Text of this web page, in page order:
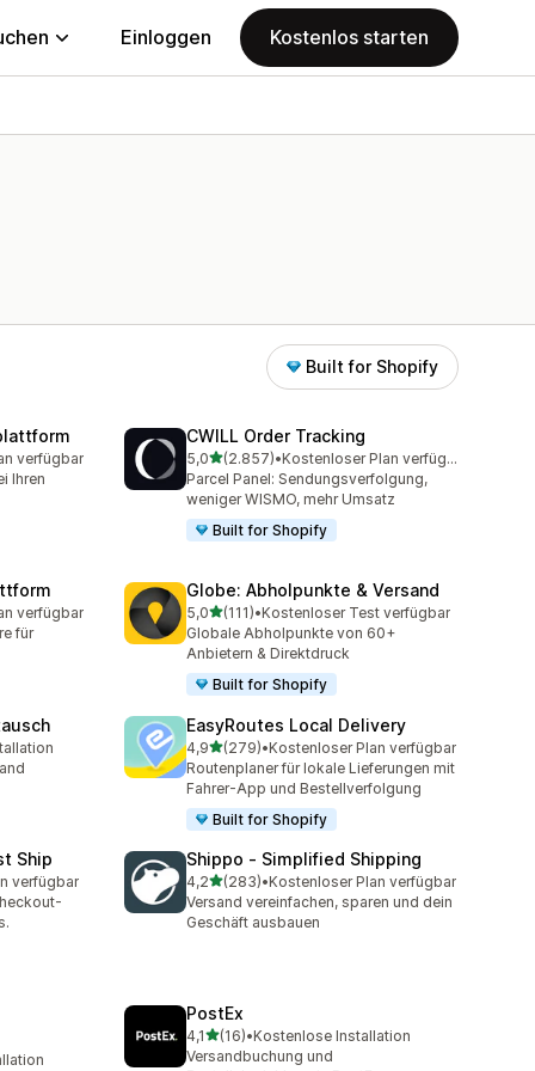
Einloggen Kostenlos starten
Built for Shopify
verfügbar
Ihren
CWILL Order Tracking
5,0von 5 Sternen
(2.857)
2857 Rezensionen insgesamt
•
Kostenloser Plan verfügbar
Parcel Panel: Sendungsverfolgung,
weniger WISMO, mehr Umsatz
Built for Shopify
verfügbar
für
Globe: Abholpunkte & Versand
5,0von 5 Sternen
(111)
111 Rezensionen insgesamt
•Kostenloser Test verfügbar
Globale Abholpunkte von 60+
Anbietern & Direktdruck
Built for Shopify
EasyRoutes Local Delivery
4,9von 5 Sternen
(279)
279 Rezensionen insgesamt
•Kostenloser Plan verfügbar
Routenplaner für lokale Lieferungen mit
Fahrer-App und Bestellverfolgung
Built for Shopify
Ship
verfügbar
Shippo ‑ Simplified Shipping
4,2von 5 Sternen
(283)
283 Rezensionen insgesamt
•Kostenloser Plan verfügbar
Versand vereinfachen, sparen und dein
Geschäft ausbauen
PostEx
4,1von 5 Sternen
(16)
16 Rezensionen insgesamt
•Kostenlose Installation
Versandbuchung und